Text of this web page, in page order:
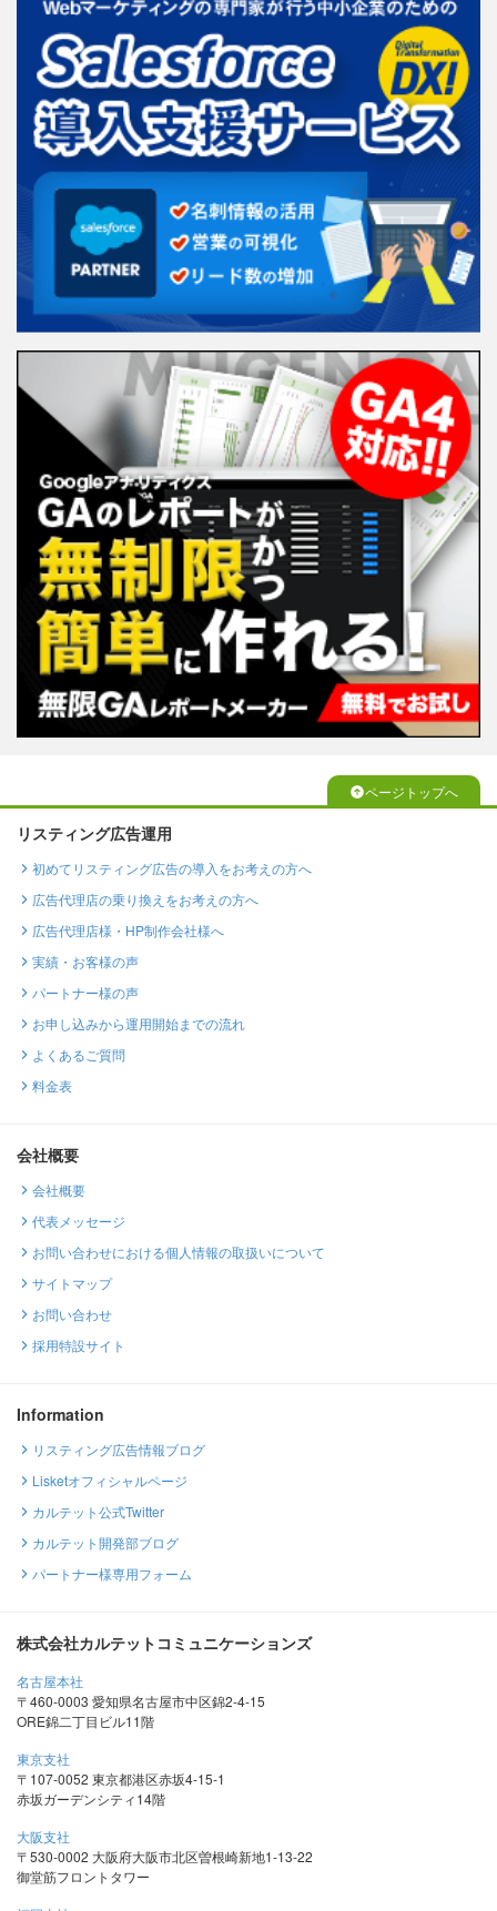
ページトップへ
リスティング広告運用
初めてリスティング広告の導入をお考えの方へ
広告代理店の乗り換えをお考えの方へ
広告代理店様・HP制作会社様へ
実績・お客様の声
パートナー様の声
お申し込みから運用開始までの流れ
よくあるご質問
料金表
会社概要
会社概要
代表メッセージ
お問い合わせにおける個人情報の取扱いについて
サイトマップ
お問い合わせ
採用特設サイト
Information
リスティング広告情報ブログ
Lisketオフィシャルページ
カルテット公式Twitter
カルテット開発部ブログ
パートナー様専用フォーム
株式会社カルテットコミュニケーションズ
名古屋本社
〒460-0003 愛知県名古屋市中区錦2-4-15
ORE錦二丁目ビル11階
東京支社
〒107-0052 東京都港区赤坂4-15-1
赤坂ガーデンシティ14階
大阪支社
〒530-0002 大阪府大阪市北区曽根崎新地1-13-22
御堂筋フロントタワー